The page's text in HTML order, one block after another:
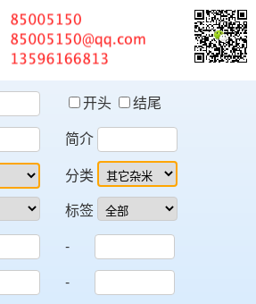
开头
结尾
简介
分类
标签
-
-